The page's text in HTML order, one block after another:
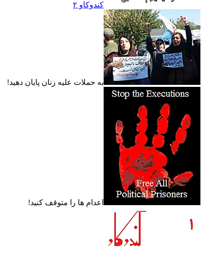
کندوکاو ۲
به حملات عليه زنان پايان دهيد!
اعدام ها را متوقف کنيد!